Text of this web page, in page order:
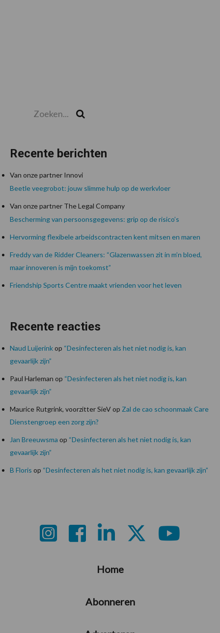
Recente berichten
Van onze partner Innovi
Beetle veegrobot: jouw slimme hulp op de werkvloer
Van onze partner The Legal Company
Bescherming van persoonsgegevens: grip op de risico’s
Hervorming flexibele arbeidscontracten kent mitsen en maren
Freddy van de Ridder Cleaners: “Glazenwassen zit in m’n bloed,
maar innoveren is mijn toekomst”
Friendship Sports Centre maakt vrienden voor het leven
Recente reacties
Naud Luijerinkop “Desinfecteren als het niet nodig is, kan
gevaarlijk zijn”
Paul Harleman op “Desinfecteren als het niet nodig is, kan
gevaarlijk zijn”
Maurice Rutgrink, voorzitter SieVop Zal de cao schoonmaak Care
Dienstengroep een zorg zijn?
Jan Breeuwsma op “Desinfecteren als het niet nodig is, kan
gevaarlijk zijn”
B Floris op “Desinfecteren als het niet nodig is, kan gevaarlijk zijn”
Home
Abonneren